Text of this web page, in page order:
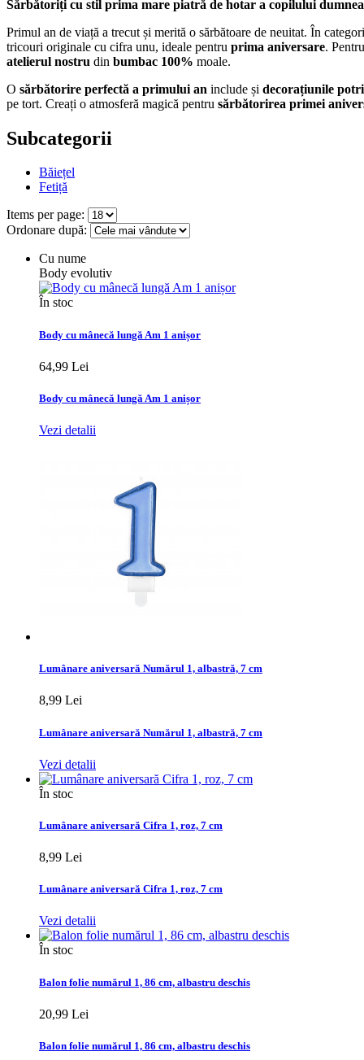
Sărbătoriți cu stil prima mare piatră de hotar a copilului
Primul an de viață a trecut și merită o sărbătoare de neuitat. În
tricouri originale cu cifra unu, ideale pentru prima aniversare.
atelierul nostru din bumbac 100% moale.
O sărbătorire perfectă a primului an include și decorațiunile
pe tort. Creați o atmosferă magică pentru sărbătorirea primei
Subcategorii
Băiețel
Fetiță
Items per page:
Ordonare după:
Cu nume
Body evolutiv
În stoc
Body cu mânecă lungă Am 1 anișor
64,99 Lei
Body cu mânecă lungă Am 1 anișor
Vezi detalii
Lumânare aniversară Numărul 1, albastră, 7 cm
8,99 Lei
Lumânare aniversară Numărul 1, albastră, 7 cm
Vezi detalii
În stoc
Lumânare aniversară Cifra 1, roz, 7 cm
8,99 Lei
Lumânare aniversară Cifra 1, roz, 7 cm
Vezi detalii
În stoc
Balon folie numărul 1, 86 cm, albastru deschis
20,99 Lei
Balon folie numărul 1, 86 cm, albastru deschis